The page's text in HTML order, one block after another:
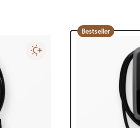
Bestseller